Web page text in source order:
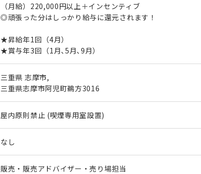
（月給）220,000円以上＋インセンティブ
◎頑張った分はしっかり給与に還元されます！
★昇給年1回（4月）
★賞与年3回（1月､5月､9月）
三重県 志摩市,
三重県志摩市阿児町鵜方3016
屋内原則禁止 (喫煙専用室設置)
なし
販売・販売アドバイザー・売り場担当